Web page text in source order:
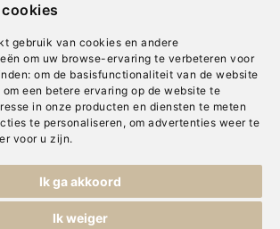
gebruik van cookies en andere
om uw browse-ervaring te verbeteren voor
om de basisfunctionaliteit van de website
om een betere ervaring op de website te
in onze producten en diensten te meten
te personaliseren , om advertenties weer te
voor u zijn.
Ik ga akkoord
Ik weiger
Cookies